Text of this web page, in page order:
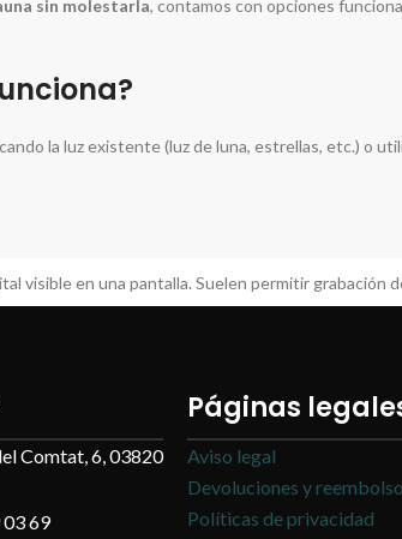
sin molestarla, contamos con opciones
la luz existente (luz de luna, estrellas, etc.) o
visible en una pantalla. Suelen permitir grabación
comunes:
Comtat, 6, 03820
69
Páginas
Aviso legal
Devoluciones y
Políticas de privacidad